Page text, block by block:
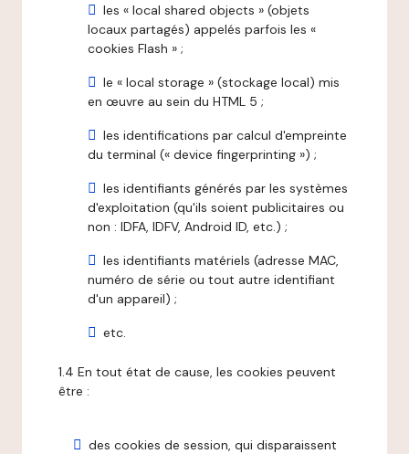
les « local shared objects » (objets
locaux partagés) appelés parfois les «
cookies Flash » ;
le « local storage » (stockage local) mis
en œuvre au sein du HTML 5 ;
les identifications par calcul d'empreinte
du terminal (« device fingerprinting ») ;
les identifiants générés par les systèmes
d'exploitation (qu'ils soient publicitaires ou
non : IDFA, IDFV, Android ID, etc.) ;
les identifiants matériels (adresse MAC,
numéro de série ou tout autre identifiant
d'un appareil) ;
etc.
1.4 En tout état de cause, les cookies peuvent
être :
des cookies de session, qui disparaissent